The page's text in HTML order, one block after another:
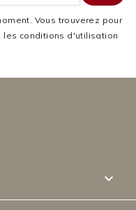
Vous trouverez pour
les conditions d'utilisation
